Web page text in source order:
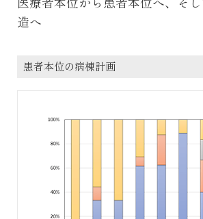
年前後で建替えられているのが現実である。
さて、これからの人口減少時代に建てる病院
その後は高齢者数も減少する。あと17年であ
医療技術が進化し続けるとしても大幅な増築
ろ病院はコンパクトになり、加えて在院期間
り、その状況は加速がかかる。今後は病床削
事態への対応が必要となることは明らかであ
の再編統合を促す424病院の発表（2019年）
このような状況を反省し、病院の現地建替え
めらる。
その例を鳥取赤十字病院に見てみよう（横河
どを施したのち新館1期棟を建設。次に旧C館
建設し、さらに旧B館を改修する工事であった
よりはるかに時間と費用のかかる工事であろ
このプロジェクトはまちにおける病院の意味
が、最大の目的であると思う。鳥取市の場合
造へ
患者本位の病棟計画